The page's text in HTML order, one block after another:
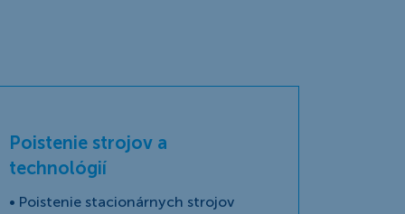
Poistenie strojov a
technológií
• Poistenie stacionárnych strojov